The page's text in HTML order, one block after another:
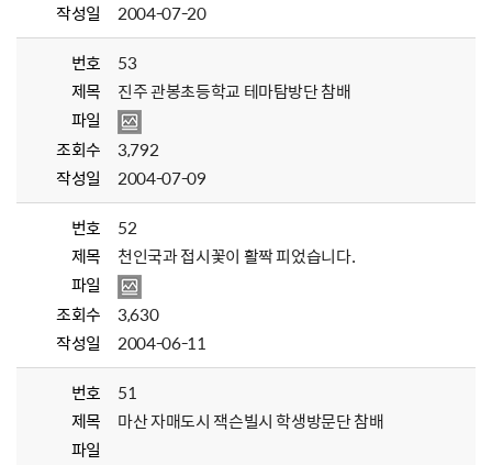
작성일
2004-07-20
번호
53
제목
진주 관봉초등학교 테마탐방단 참배
파일
조회수
3,792
작성일
2004-07-09
번호
52
제목
천인국과 접시꽃이 활짝 피었습니다.
파일
조회수
3,630
작성일
2004-06-11
번호
51
제목
마산 자매도시 잭슨빌시 학생방문단 참배
파일